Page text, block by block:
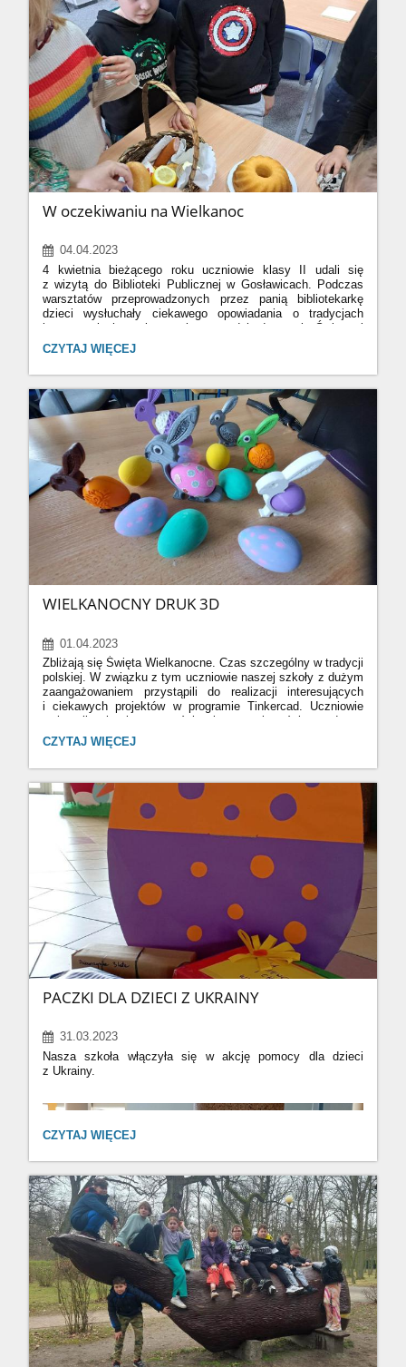
54
16 maja odwiedziliśmy Toruń. Byliśmy z wizytą w
Planetarium oraz w Młynie Wiedzy. Odwiedziliśmy dom, w
którym urodził się Mikołaj Kopernik. Toruń to piękne
W oczekiwaniu na Wielkanoc
04.04.2023
4 kwietnia bieżącego roku uczniowie klasy II udali się
z wizytą do Biblioteki Publicznej w Gosławicach. Podczas
warsztatów przeprowadzonych przez panią bibliotekarkę
dzieci wysłuchały ciekawego opowiadania o tradycjach
i zwyczajach związanych z nadchodzącymi Świętami
Wielkanocnymi. Poznały również symbolikę pokarmów, które
tradycyjnie wkładamy do koszyczka wielkanocnego.
jajek,wykonywały później zwierzątka i grzybki-czyli
dekorację wielkanocnego stołu. Wszyscy chętnie i z wielką
energią zabrali się do pracy. Jajka zamieniały się szybko w
kurczaczki, myszki czy muchomorki, a dzieci podczas jej
wykonywania wykazały się ogromną kreatywnością.
Następnie wspólnie przygotowały koszyczek
wielkanocny.Teraz pozostało już tylko cierpliwie czekać
na przyjście tych radosnych świąt!
W
NA
WIELKANOC:
CZYTAJ WIĘCEJ
WIELKANOCNY DRUK 3D
01.04.2023
Zbliżają się Święta Wielkanocne. Czas szczególny w tradycji
polskiej. W związku z tym uczniowie naszej szkoły z dużym
zaangażowaniem przystąpili do realizacji interesujących
i ciekawych projektów w programie Tinkercad. Uczniowie
wykazali się kreatywnością i pomysłowością podczas
samodzielnie wykonywanych zadań, które sprawiły im wiele
radości i dały ogromną satysfakcję. Efektem widzialnym są
szkołę oraz zostały przekazane na zorganizowany przez
szkołę Kiermasz Wielkanocny.
WIELKANOCNY
3D:
CZYTAJ WIĘCEJ
PACZKI DLA DZIECI Z UKRAINY
31.03.2023
Nasza szkoła włączyła się w akcję pomocy dla dzieci
z Ukrainy.
PACZKI
DZIECI
Z
UKRAINY:
CZYTAJ WIĘCEJ